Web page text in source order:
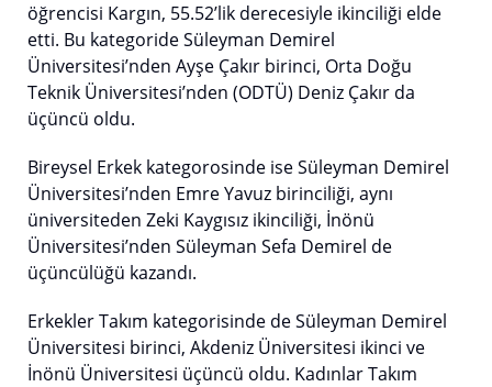
öğrencisi Kargın, 55.52’lik derecesiyle ikinciliği elde
etti. Bu kategoride Süleyman Demirel
Üniversitesi’nden Ayşe Çakır birinci, Orta Doğu
Teknik Üniversitesi’nden (ODTÜ) Deniz Çakır da
üçüncü oldu.
Bireysel Erkek kategorosinde ise Süleyman Demirel
Üniversitesi’nden Emre Yavuz birinciliği, aynı
üniversiteden Zeki Kaygısız ikinciliği, İnönü
Üniversitesi’nden Süleyman Sefa Demirel de
üçüncülüğü kazandı.
Erkekler Takım kategorisinde de Süleyman Demirel
Üniversitesi birinci, Akdeniz Üniversitesi ikinci ve
İnönü Üniversitesi üçüncü oldu. Kadınlar Takım